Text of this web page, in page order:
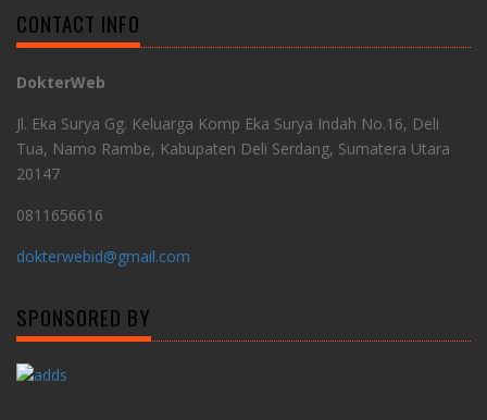
CONTACT INFO
DokterWeb
Jl. Eka Surya Gg. Keluarga Komp Eka Surya Indah No.16, Deli
Tua, Namo Rambe, Kabupaten Deli Serdang, Sumatera Utara
20147
0811656616
dokterwebid@gmail.com
SPONSORED BY